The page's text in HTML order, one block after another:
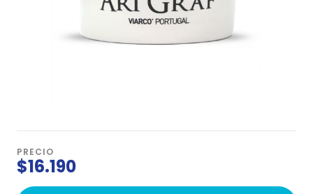
PRECIO
$16.190